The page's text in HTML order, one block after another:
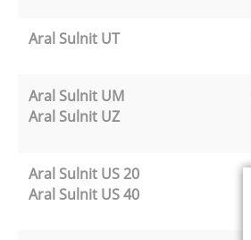
Aral Sulnit UT
Aral Sulnit UM
Aral Sulnit UZ
Aral Sulnit US 20
Aral Sulnit US 40